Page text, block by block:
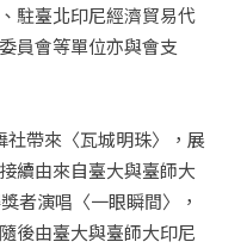
駐臺北印尼經濟貿易代
員會等單位亦與會支
帶來〈瓦城明珠〉，展
續由來自臺大與臺師大
者演唱〈一眼瞬間〉，
後由臺大與臺師大印尼